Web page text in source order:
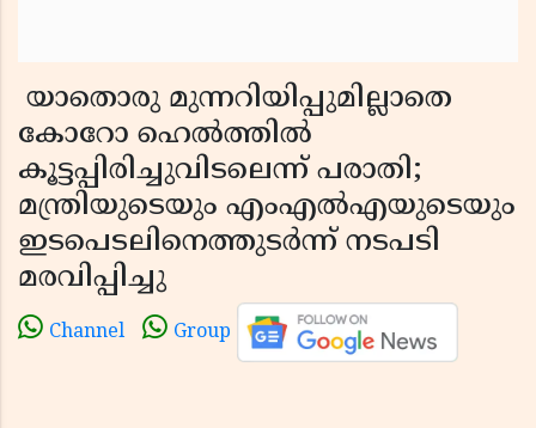
യാതൊരു മുന്നറിയിപ്പുമില്ലാതെ
കോറോ ഹെൽത്തിൽ
കൂട്ടപ്പിരിച്ചുവിടലെന്ന് പരാതി;
മന്ത്രിയുടെയും എംഎൽഎയുടെയും
ഇടപെടലിനെത്തുടർന്ന് നടപടി
മരവിപ്പിച്ചു
Channel Group